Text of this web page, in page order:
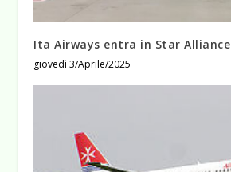
Ita Airways entra in Star Alliance
giovedì 3/Aprile/2025